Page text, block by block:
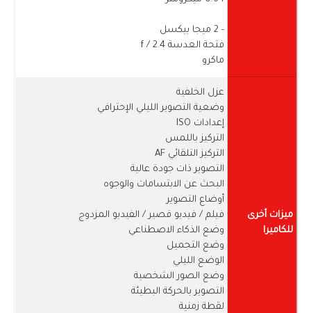
- 2 ميجا بيكسل
فتحة العدسة f / 2.4
ماكرو
ميزات أخرى
للكاميرا
عزل الخلفية
وضعية التصوير الليلي الإحترافي
إعدادات ISO
التركيز باللمس
التركيز التلقائي AF
التصوير ذات جودة عالية
البحث عن الابتسامات والوجوه
أوضاع التصوير
فيلم / فيديو قصير / الفيديو المزدوج
وضع الذكاء الاصطناعي
وضع التجميل
الوضع الليلي
وضع الصور الشخصية
التصوير بالحركة البطيئة
لقطة زمنية